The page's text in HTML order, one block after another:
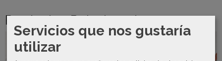
Productos Relacionados
Agotado
Servicios que nos gustaría
utilizar